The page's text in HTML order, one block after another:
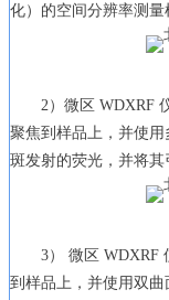
化）的空间分辨率测量
2）微区 WDXRF
聚焦到样品上，并使
斑发射的荧光，并将其
3） 微区 WDXRF
到样品上，并使用双